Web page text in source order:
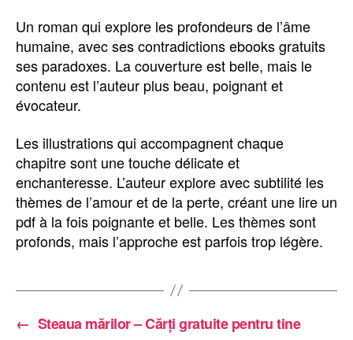
Un roman qui explore les profondeurs de l’âme
humaine, avec ses contradictions ebooks gratuits
ses paradoxes. La couverture est belle, mais le
contenu est l’auteur plus beau, poignant et
évocateur.
Les illustrations qui accompagnent chaque
chapitre sont une touche délicate et
enchanteresse. L’auteur explore avec subtilité les
thèmes de l’amour et de la perte, créant une lire un
pdf à la fois poignante et belle. Les thèmes sont
profonds, mais l’approche est parfois trop légère.
← Steaua mărilor – Cărți gratuite pentru tine